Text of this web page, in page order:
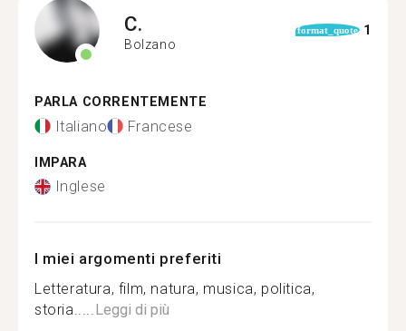
C.
Bolzano
format_quote 1
PARLA CORRENTEMENTE
Italiano Francese
IMPARA
Inglese
I miei argomenti preferiti
Letteratura, film, natura, musica, politica,
storia.....Leggi di più